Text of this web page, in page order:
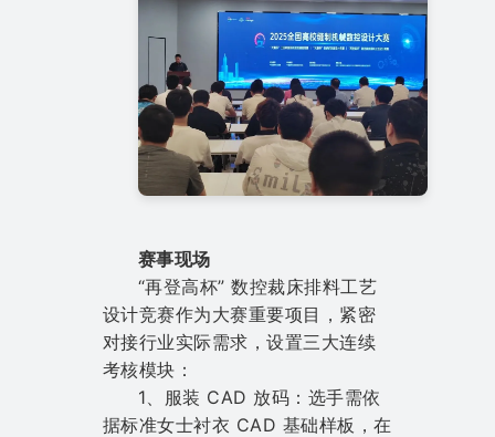
赛事现场
“再登高杯” 数控裁床排料工艺
设计竞赛作为大赛重要项目，紧密
对接行业实际需求，设置三大连续
考核模块：
1、服装 CAD 放码：选手需依
据标准女士衬衣 CAD 基础样板，在